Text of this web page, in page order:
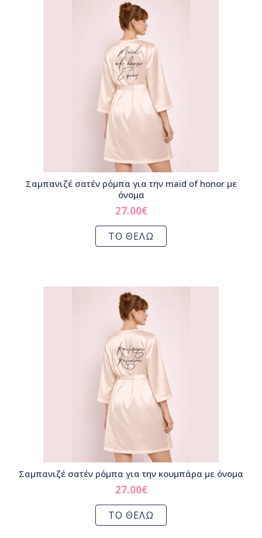
Σαμπανιζέ σατέν ρόμπα για την maid of honor με
όνομα
27.00€
ΤΟ ΘΕΛΩ
Σαμπανιζέ σατέν ρόμπα για την κουμπάρα με όνομα
27.00€
ΤΟ ΘΕΛΩ